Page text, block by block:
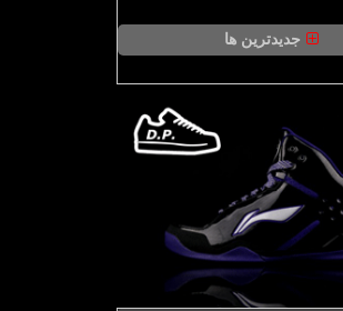
جدیدترین ها